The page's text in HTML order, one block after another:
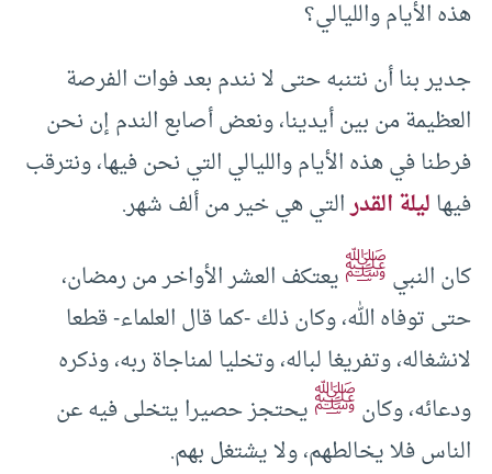
هذه الأيام والليالي؟
جدير بنا أن نتنبه حتى لا نندم بعد فوات الفرصة
العظيمة من بين أيدينا، ونعض أصابع الندم إن نحن
فرطنا في هذه الأيام والليالي التي نحن فيها، ونترقب
فيهاليلة القدرالتي هي خير من ألف شهر.
كان النبيﷺيعتكف العشر الأواخر من رمضان،
حتى توفاه الله، وكان ذلك -كما قال العلماء- قطعا
لانشغاله، وتفريغا لباله، وتخليا لمناجاة ربه، وذكره
ودعائه، وكانﷺيحتجز حصيرا يتخلى فيه عن
الناس فلا يخالطهم، ولا يشتغل بهم.